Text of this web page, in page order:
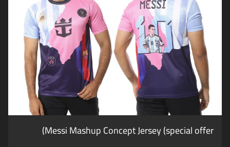
Messi Mashup Concept Jersey (special offer)